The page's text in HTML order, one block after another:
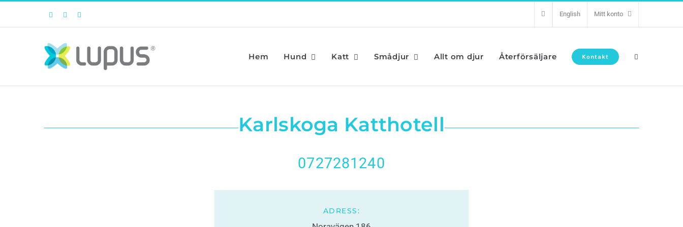
Facebook
Twitter English Mitt konto
Hem Hund Katt Smådjur Allt om djur Återförsäljare Kontakt
Karlskoga Katthotell
0727281240
ADRESS: